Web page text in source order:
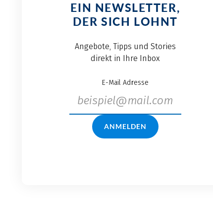
EIN NEWSLETTER,
DER SICH LOHNT
Angebote, Tipps und Stories
direkt in Ihre Inbox
E-Mail Adresse
ANMELDEN